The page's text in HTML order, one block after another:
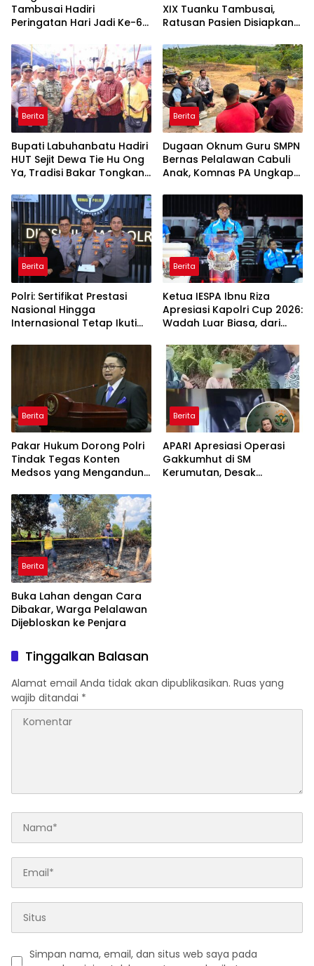
Tambusai Hadiri
Peringatan Hari Jadi Ke-69
XIX Tuanku Tambusai,
Ratusan Pasien Disiapkan
Berita
Bupati Labuhanbatu Hadiri
HUT Sejit Dewa Tie Hu Ong
Ya, Tradisi Bakar Tongkang
Berita
Dugaan Oknum Guru SMPN
Bernas Pelalawan Cabuli
Anak, Komnas PA Ungkap
Polres Sejak Juli
Berita
Polri: Sertifikat Prestasi
Nasional Hingga
Internasional Tetap Ikuti
Rekrutmen Polri
Berita
Ketua IESPA Ibnu Riza
Apresiasi Kapolri Cup 2026:
Wadah Luar Biasa, dari
Nasional
Berita
Pakar Hukum Dorong Polri
Tindak Tegas Konten
Medsos yang Mengandung
Berita
APARI Apresiasi Operasi
Gakkumhut di SM
Kerumutan, Desak
Berita
Buka Lahan dengan Cara
Dibakar, Warga Pelalawan
Dijebloskan ke Penjara
Tinggalkan Balasan
Alamat email Anda tidak akan dipublikasikan. Ruas yang
wajib ditandai *
Simpan nama, email, dan situs web saya pada